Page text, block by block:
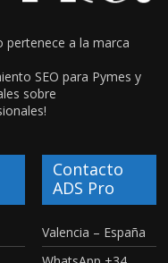
pertenece a la marca
SEO para Pymes y
sobre
Contacto
ADS Pro
Valencia – España